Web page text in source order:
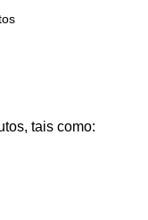
tais como: